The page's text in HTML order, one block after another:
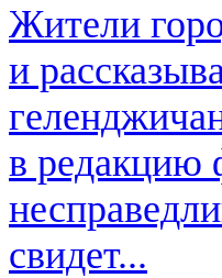
Жители
и
в редакцию
свидет...